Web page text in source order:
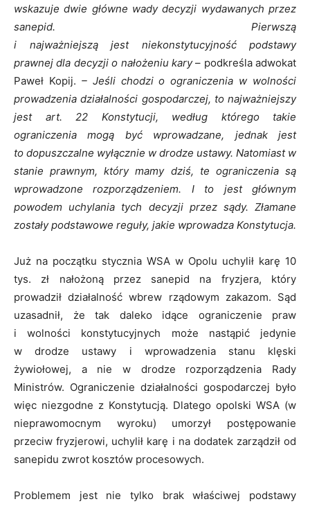
wskazuje dwie główne wady decyzji wydawanych przez
sanepid. Pierwszą
i najważniejszą jest niekonstytucyjność podstawy
prawnej dla decyzji o nałożeniu kary– podkreśla adwokat
Paweł Kopij. – Jeśli chodzi o ograniczenia w wolności
prowadzenia działalności gospodarczej, to najważniejszy
jest art. 22 Konstytucji, według którego takie
ograniczenia mogą być wprowadzane, jednak jest
to dopuszczalne wyłącznie w drodze ustawy. Natomiast w
stanie prawnym, który mamy dziś, te ograniczenia są
wprowadzone rozporządzeniem. I to jest głównym
powodem uchylania tych decyzji przez sądy. Złamane
zostały podstawowe reguły, jakie wprowadza Konstytucja.
Już na początku stycznia WSA w Opolu uchylił karę 10
tys. zł nałożoną przez sanepid na fryzjera, który
prowadził działalność wbrew rządowym zakazom. Sąd
uzasadnił, że tak daleko idące ograniczenie praw
i wolności konstytucyjnych może nastąpić jedynie
w drodze ustawy i wprowadzenia stanu klęski
żywiołowej, a nie w drodze rozporządzenia Rady
Ministrów. Ograniczenie działalności gospodarczej było
więc niezgodne z Konstytucją. Dlatego opolski WSA (w
nieprawomocnym wyroku) umorzył postępowanie
przeciw fryzjerowi, uchylił karę i na dodatek zarządził od
sanepidu zwrot kosztów procesowych.
Problemem jest nie tylko brak właściwej podstawy